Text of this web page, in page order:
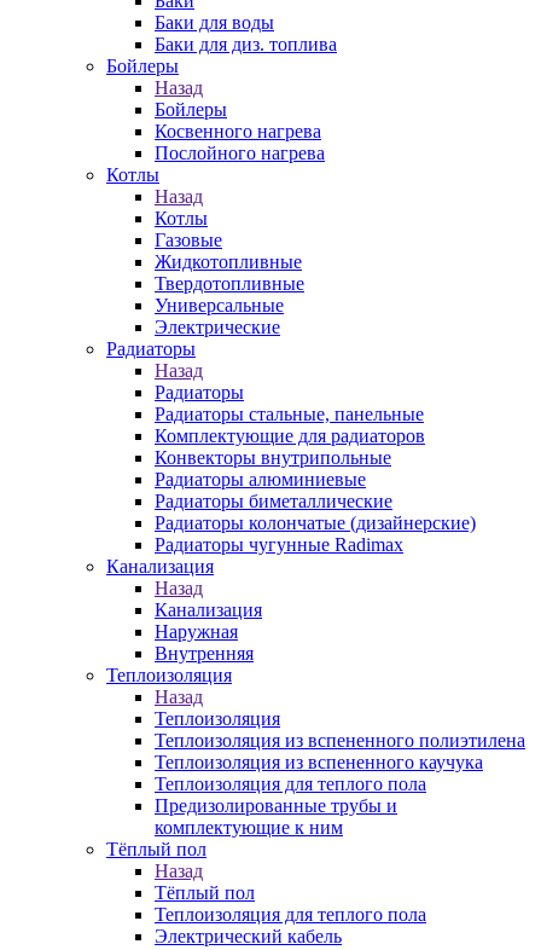
Баки для воды
Баки для диз. топлива
Бойлеры
Назад
Бойлеры
Косвенного нагрева
Послойного нагрева
Котлы
Назад
Котлы
Газовые
Жидкотопливные
Твердотопливные
Универсальные
Электрические
Радиаторы
Назад
Радиаторы
Радиаторы стальные, панельные
Комплектующие для радиаторов
Конвекторы внутрипольные
Радиаторы алюминиевые
Радиаторы биметаллические
Радиаторы колончатые (дизайнерские)
Радиаторы чугунные Radimax
Канализация
Назад
Канализация
Наружная
Внутренняя
Теплоизоляция
Назад
Теплоизоляция
Теплоизоляция из вспененного полиэтилена
Теплоизоляция из вспененного каучука
Теплоизоляция для теплого пола
Предизолированные трубы и
комплектующие к ним
Тёплый пол
Назад
Тёплый пол
Теплоизоляция для теплого пола
Электрический кабель